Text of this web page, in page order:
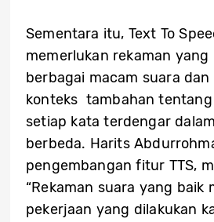
Sementara itu, Text To
memerlukan rekaman yang
berbagai macam suara
konteks tambahan tentang
setiap kata terdengar
berbeda. Harits
pengembangan fitur TTS,
“Rekaman suara yang baik
pekerjaan yang dilakukan